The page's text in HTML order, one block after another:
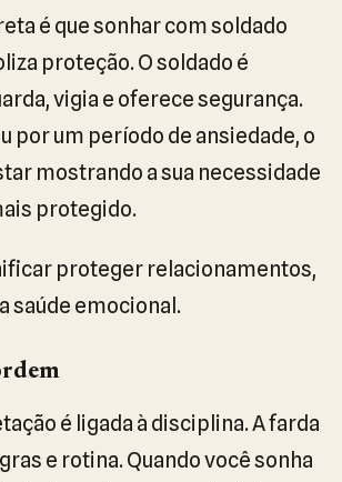
é que sonhar com soldado
proteção. O soldado é
vigia e oferece segurança.
por um período de ansiedade, o
mostrando a sua necessidade
protegido.
proteger relacionamentos,
saúde emocional.
é ligada à disciplina. A farda
e rotina. Quando você sonha